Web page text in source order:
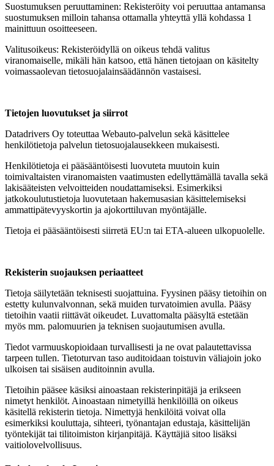
Suostumuksen peruuttaminen: Rekisteröity voi peruuttaa antamansa
suostumuksen milloin tahansa ottamalla yhteyttä yllä kohdassa 1
mainittuun osoitteeseen.
Valitusoikeus: Rekisteröidyllä on oikeus tehdä valitus
viranomaiselle, mikäli hän katsoo, että hänen tietojaan on käsitelty
voimassaolevan tietosuojalainsäädännön vastaisesi.
Tietojen luovutukset ja siirrot
Datadrivers Oy toteuttaa Webauto-palvelun sekä käsittelee
henkilötietoja palvelun tietosuojalausekkeen mukaisesti.
Henkilötietoja ei pääsääntöisesti luovuteta muutoin kuin
toimivaltaisten viranomaisten vaatimusten edellyttämällä tavalla sekä
lakisääteisten velvoitteiden noudattamiseksi. Esimerkiksi
jatkokoulutustietoja luovutetaan hakemusasian käsittelemiseksi
ammattipätevyyskortin ja ajokorttiluvan myöntäjälle.
Tietoja ei pääsääntöisesti siirretä EU:n tai ETA-alueen ulkopuolelle.
Rekisterin suojauksen periaatteet
Tietoja säilytetään teknisesti suojattuina. Fyysinen pääsy tietoihin on
estetty kulunvalvonnan, sekä muiden turvatoimien avulla. Pääsy
tietoihin vaatii riittävät oikeudet. Luvattomalta pääsyltä estetään
myös mm. palomuurien ja teknisen suojautumisen avulla.
Tiedot varmuuskopioidaan turvallisesti ja ne ovat palautettavissa
tarpeen tullen. Tietoturvan taso auditoidaan toistuvin väliajoin joko
ulkoisen tai sisäisen auditoinnin avulla.
Tietoihin pääsee käsiksi ainoastaan rekisterinpitäjä ja erikseen
nimetyt henkilöt. Ainoastaan nimetyillä henkilöillä on oikeus
käsitellä rekisterin tietoja. Nimettyjä henkilöitä voivat olla
esimerkiksi kouluttaja, sihteeri, työnantajan edustaja, käsittelijän
työntekijät tai tilitoimiston kirjanpitäjä. Käyttäjiä sitoo lisäksi
vaitiolovelvollisuus.